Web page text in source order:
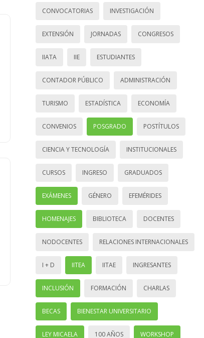
CONVOCATORIAS INVESTIGACIÓN
EXTENSIÓN JORNADAS CONGRESOS
IIATA IIE ESTUDIANTES
CONTADOR PÚBLICO ADMINISTRACIÓN
TURISMO ESTADÍSTICA ECONOMÍA
CONVENIOS POSGRADO POSTÍTULOS
CIENCIA Y TECNOLOGÍA INSTITUCIONALES
CURSOS INGRESO GRADUADOS
EXÁMENES GÉNERO EFEMÉRIDES
HOMENAJES BIBLIOTECA DOCENTES
NODOCENTES RELACIONES INTERNACIONALES
I + D IITEA IITAE INGRESANTES
INCLUSIÓN FORMACIÓN CHARLAS
BECAS BIENESTAR UNIVERSITARIO
LEY MICAELA 100 AÑOS WORKSHOP